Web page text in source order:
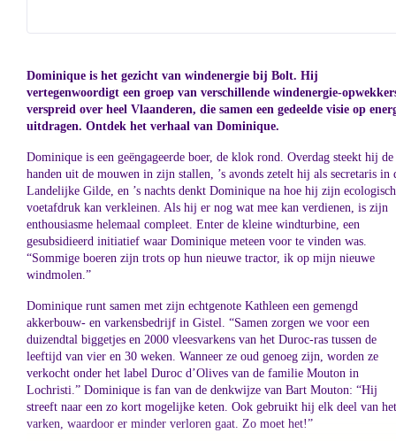
Dominique is het gezicht van windenergie bij Bolt. Hij
vertegenwoordigt een groep van verschillende windenergie-
verspreid over heel Vlaanderen, die samen een gedeelde visie op
uitdragen. Ontdek het verhaal van Dominique.
Dominique is een geëngageerde boer, de klok rond. Overdag steekt hij de
handen uit de mouwen in zijn stallen, ’s avonds zetelt hij als secretaris in
Landelijke Gilde, en ’s nachts denkt Dominique na hoe hij zijn
voetafdruk kan verkleinen. Als hij er nog wat mee kan verdienen, is zijn
enthousiasme helemaal compleet. Enter de kleine windturbine, een
gesubsidieerd initiatief waar Dominique meteen voor te vinden was.
“Sommige boeren zijn trots op hun nieuwe tractor, ik op mijn nieuwe
windmolen.”
Dominique runt samen met zijn echtgenote Kathleen een gemengd
akkerbouw- en varkensbedrijf in Gistel. “Samen zorgen we voor een
duizendtal biggetjes en 2000 vleesvarkens van het Duroc-ras tussen de
leeftijd van vier en 30 weken. Wanneer ze oud genoeg zijn, worden ze
verkocht onder het label Duroc d’Olives van de familie Mouton in
Lochristi.” Dominique is fan van de denkwijze van Bart Mouton: “Hij
streeft naar een zo kort mogelijke keten. Ook gebruikt hij elk deel van
varken, waardoor er minder verloren gaat. Zo moet het!”